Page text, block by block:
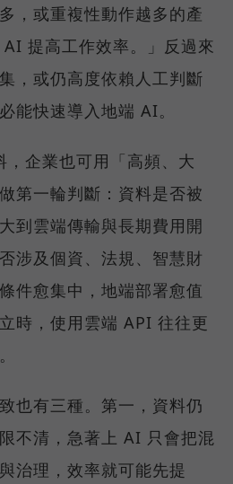
，或重複性動作越多的產
提高工作效率。」反過來
，或仍高度依賴人工判斷
能快速導入地端 AI。
企業也可用「高頻、大
第一輪判斷：資料是否被
到雲端傳輸與長期費用開
涉及個資、法規、智慧財
件愈集中，地端部署愈值
時，使用雲端 API 往往更
也有三種。第一，資料仍
不清，急著上 AI 只會把混
治理，效率就可能先提